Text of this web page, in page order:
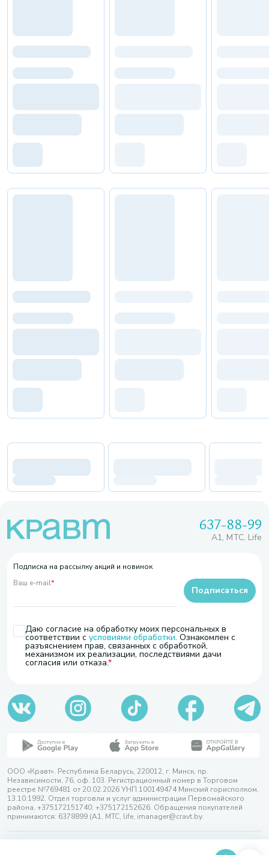
637-88-99
A1, МТС, Life
Подписка на рассылку акций и новинок
Ваш e-mail*
Даю согласие на обработку моих персональных в
соответствии с условиями обработки. Ознакомлен с
разъяснением прав, связанных с обработкой,
механизмом их реализации, последствиями дачи
согласия или отказа.
Подписаться
ООО «Кравт». Республика Беларусь, 220012, г. Минск, пр.
Независимости, 76, оф. 103. Регистрационный номер в Торговом
реестре №769481 от 20.02.2026 УНП 100149474 Минский горисполком,
13.10.1992. Отдел торговли и услуг администрации Первомайского
района, +375172151740; +375172152626. Обращения покупателей
принимаются: 6378899 (А1, МТС, life, imanager@cravt.by.